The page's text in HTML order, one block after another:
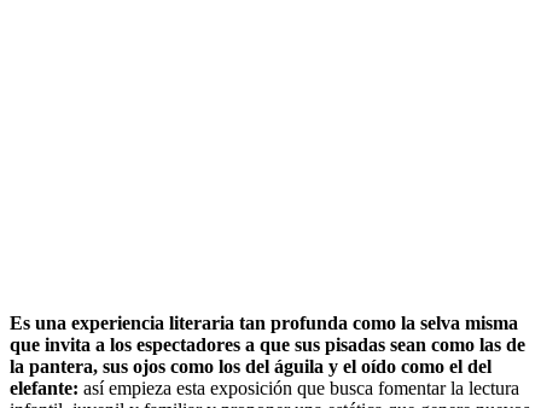
Es una experiencia literaria tan profunda como la selva misma
que invita a los espectadores a que sus pisadas sean como las de
la pantera, sus ojos como los del águila y el oído como el del
elefante: así empieza esta exposición que busca fomentar la lectura